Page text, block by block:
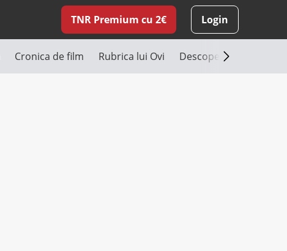
TNR Premium cu 2€ Login
Cronica de film Rubrica lui Ovi Descoperă România